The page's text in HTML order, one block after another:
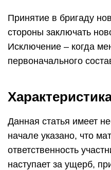
Принятие в бригаду
стороны заключать
Исключение – когда
первоначального
Данная статья имеет
начале указано, что
ответственность
наступает за ущерб,